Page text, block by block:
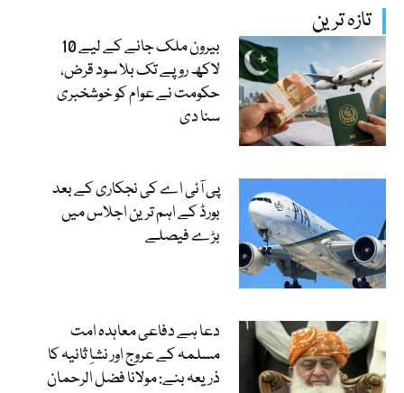
تازہ ترین
بیرون ملک جانے کے لیے 10
لاکھ روپے تک بلا سود قرض،
حکومت نے عوام کو خوشخبری
سنا دی
پی آئی اے کی نجکاری کے بعد
بورڈ کے اہم ترین اجلاس میں
بڑے فیصلے
دعا ہے دفاعی معاہدہ امت
مسلمہ کے عروج اور نشاِ ثانیہ کا
ذریعہ بنے: مولانا فضل الرحمان